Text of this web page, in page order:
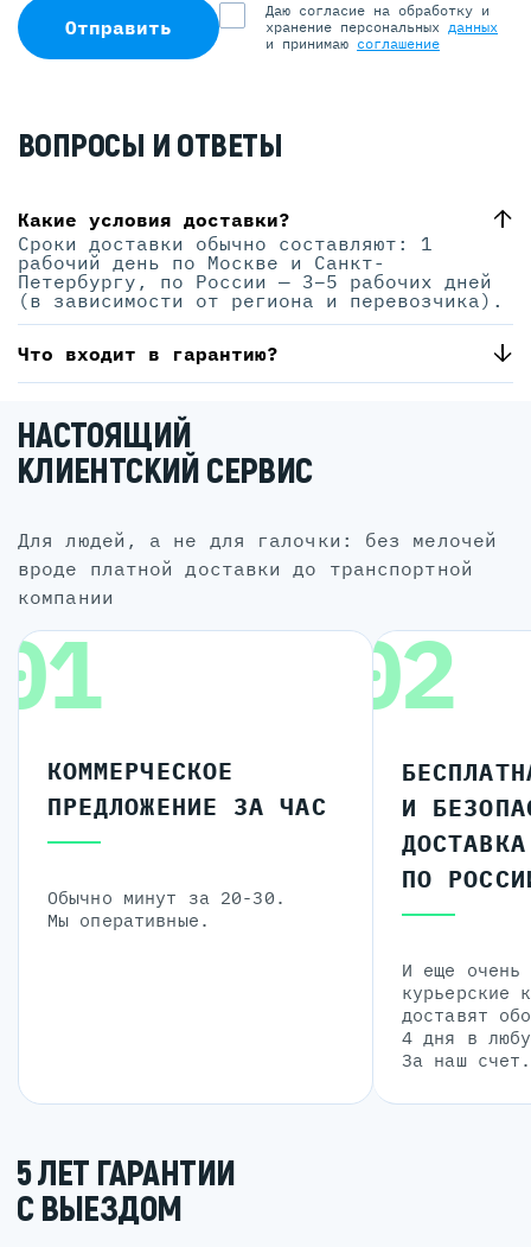
Отправить
Даю согласие на обработку и
хранение персональных данных
и принимаю соглашение
ВОПРОСЫ И ОТВЕТЫ
Какие условия доставки?
Сроки доставки обычно составляют: 1
рабочий день по Москве и Санкт-
Петербургу, по России — 3–5 рабочих дней
(в зависимости от региона и перевозчика).
Что входит в гарантию?
НАСТОЯЩИЙ
КЛИЕНТСКИЙ СЕРВИС
для людей, а не для галочки: без мелочей
вроде платной доставки до транспортной
компании
КОММЕРЧЕСКОЕ
ПРЕДЛОЖЕНИЕ ЗА ЧАС
Обычно минут за 20-30.
Мы оперативные.
02
И
ДОСТАВКА
ПО
И еще очень
курьерские
доставят
4 дня в
За наш счет.
5 ЛЕТ ГАРАНТИИ
С ВЫЕЗДОМ